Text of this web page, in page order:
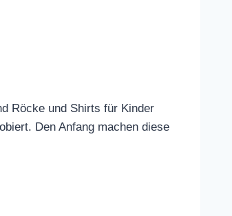
Röcke und Shirts für Kinder
Den Anfang machen diese